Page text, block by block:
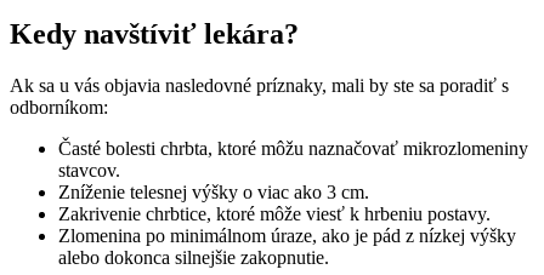
Kedy navštíviť lekára?
Ak sa u vás objavia nasledovné príznaky, mali by ste sa poradiť s
odborníkom:
Časté bolesti chrbta, ktoré môžu naznačovať mikrozlomeniny
stavcov.
Zníženie telesnej výšky o viac ako 3 cm.
Zakrivenie chrbtice, ktoré môže viesť k hrbeniu postavy.
Zlomenina po minimálnom úraze, ako je pád z nízkej výšky
alebo dokonca silnejšie zakopnutie.